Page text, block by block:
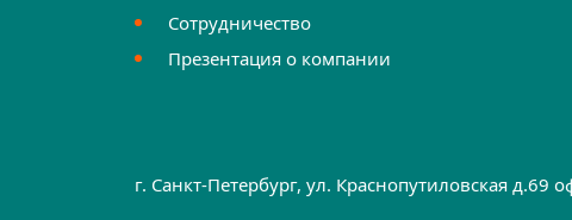
Сотрудничество
Презентация о компании
г. Санкт-Петербург, ул. Краснопутиловская д.69